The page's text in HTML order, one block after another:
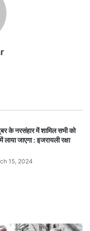
के नरसंहार में शामिल सभी को
जाएगा : इजरायली रक्षा
15, 2024